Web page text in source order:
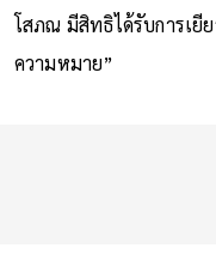
โสภณ มีสิทธิได้รับการเยี
ความหมาย”